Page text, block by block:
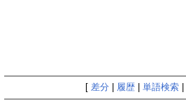
[ 差分 履歴| 単語検索|